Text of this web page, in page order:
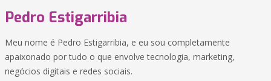
Pedro Estigarribia
Meu nome é Pedro Estigarribia, e eu sou completamente
apaixonado por tudo o que envolve tecnologia, marketing,
negócios digitais e redes sociais.